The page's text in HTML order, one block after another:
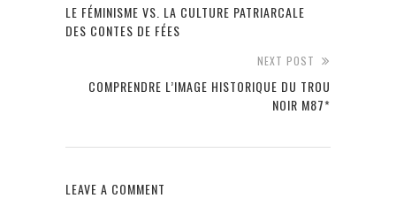
LE FÉMINISME VS. LA CULTURE PATRIARCALE
DES CONTES DE FÉES
NEXT POST
COMPRENDRE L’IMAGE HISTORIQUE DU TROU
NOIR M87*
LEAVE A COMMENT